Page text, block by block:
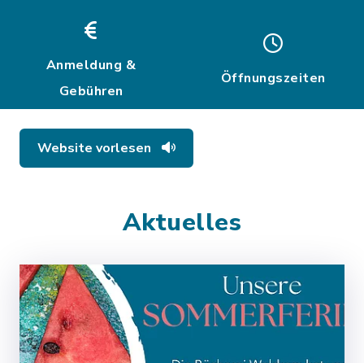
Anmeldung &
Gebühren
Öffnungszeiten
Website vorlesen
Aktuelles